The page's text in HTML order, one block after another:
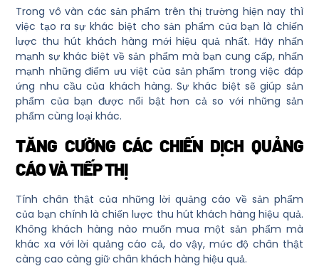
Trong vô vàn các sản phẩm trên thị trường hiện nay thì
việc tạo ra sự khác biệt cho sản phẩm của bạn là chiến
lược thu hút khách hàng mớihiệu quả nhất. Hãy nhấn
mạnh sự khác biệt về sản phẩm mà bạn cung cấp, nhấn
mạnh những điểm ưu việt của sản phẩm trong việc đáp
ứng nhu cầu của khách hàng. Sự khác biệt sẽ giúp sản
phẩm của bạn được nổi bật hơn cả so với những sản
phẩm cùng loại khác.
TĂNG CƯỜNG CÁC CHIẾN DỊCH QUẢNG
CÁO VÀ TIẾP THỊ
Tính chân thật của những lời quảng cáo về sản phẩm
của bạn chính làchiến lược thu hút khách hànghiệu quả.
Không khách hàng nào muốn mua một sản phẩm mà
khác xa với lời quảng cáo cả, do vậy, mức độ chân thật
càng cao càng giữ chân khách hàng hiệu quả.